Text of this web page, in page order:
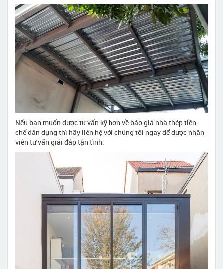
Nếu bạn muốn được tư vấn kỹ hơn về báo giá nhà thép tiền
chế dân dụng thì hãy liên hệ với chúng tôi ngay để được nhân
viên tư vấn giải đáp tận tình.